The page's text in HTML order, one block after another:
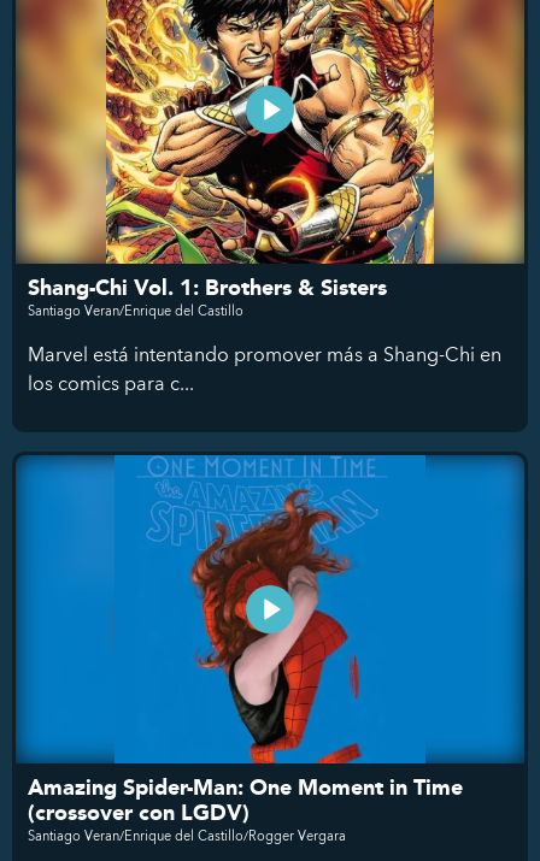
Shang-Chi Vol. 1: Brothers & Sisters
Santiago Veran/Enrique del Castillo
Marvel está intentando promover más a Shang-Chi en
los comics para c...
Amazing Spider-Man: One Moment in Time
(crossover con LGDV)
Santiago Veran/Enrique del Castillo/Rogger Vergara